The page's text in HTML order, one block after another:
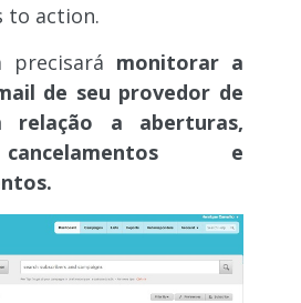
to action.
precisará monitorar a
de seu provedor de
relação a aberturas,
e